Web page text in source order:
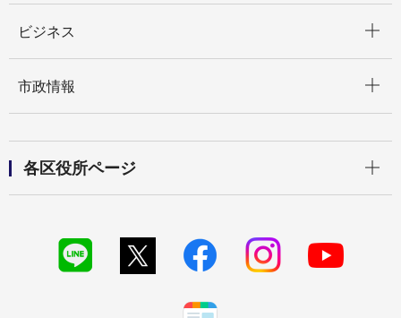
ビジネス
市政情報
各区役所ページ